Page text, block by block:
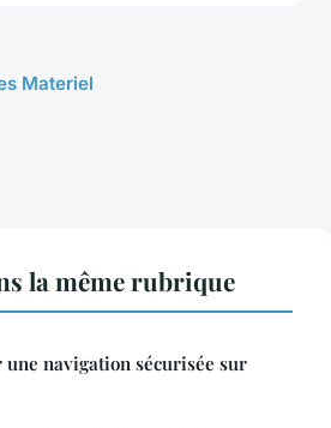
Materiel
la même rubrique
navigation sécurisée sur